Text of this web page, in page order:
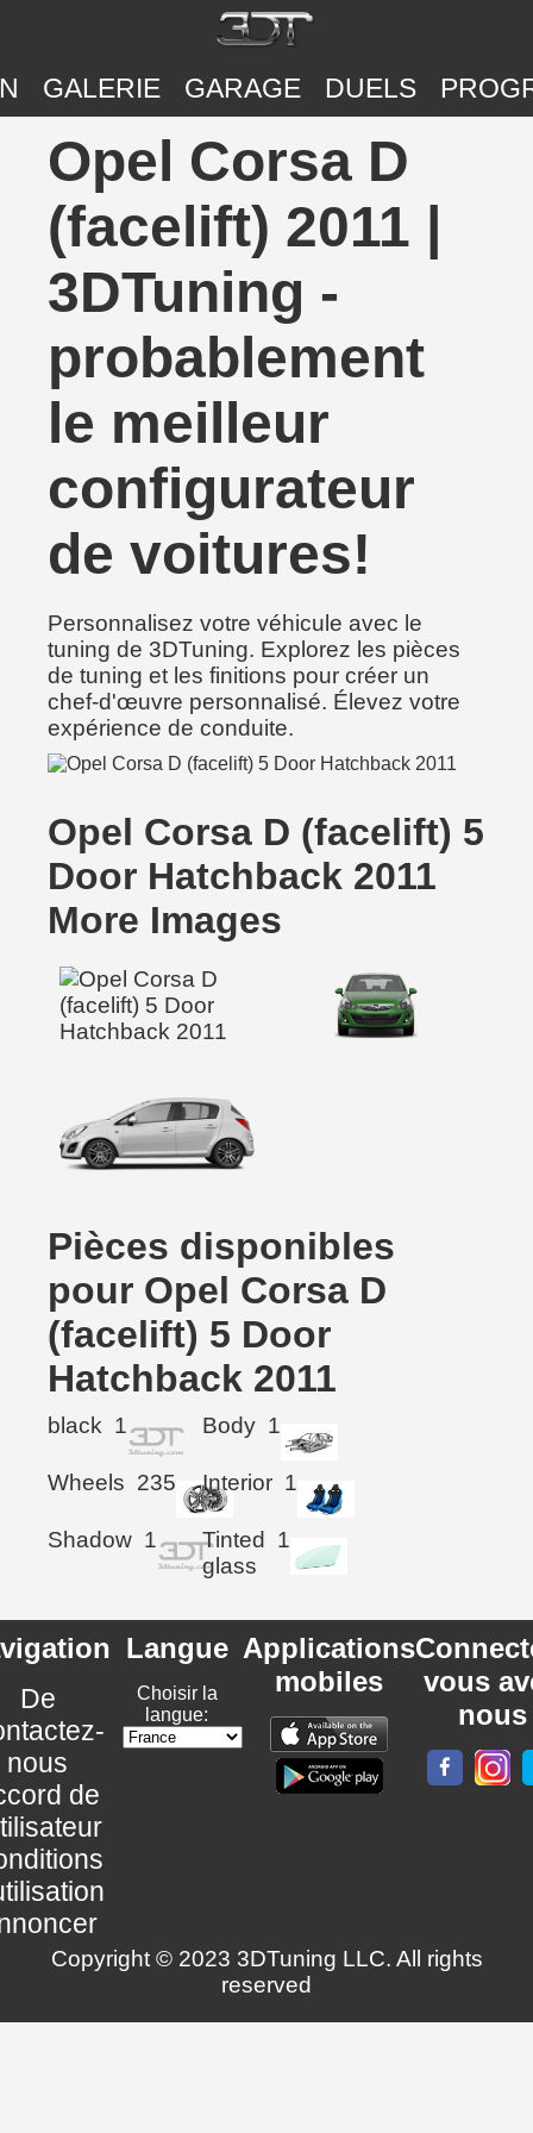
GALERIE GARAGE DUELS
Opel Corsa D
(facelift) 2011 |
3DTuning -
probablement
le meilleur
configurateur
de voitures!
Personnalisez votre véhicule avec le
tuning de 3DTuning. Explorez les pièces
de tuning et les finitions pour créer un
chef-d'œuvre personnalisé. Élevez votre
expérience de conduite.
Opel Corsa D (facelift) 5
Door Hatchback 2011
More Images
Pièces disponibles
pour Opel Corsa D
(facelift) 5 Door
Hatchback 2011
black 1 Body 1
Wheels 235 Interior 1
Shadow 1
Tinted
glass
1
De
nous
de
Langue
Choisir la
langue:
Applications
mobiles
vous
nous
Copyright © 2023 3DTuning LLC. All rights
reserved